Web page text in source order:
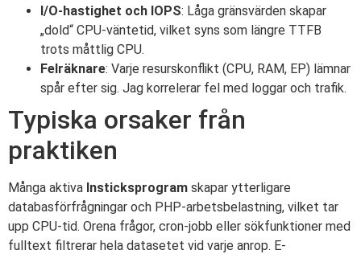
I/O-hastighet och IOPS: Låga gränsvärden skapar
„dold“ CPU-väntetid, vilket syns som längre TTFB
trots måttlig CPU.
Felräknare: Varje resurskonflikt (CPU, RAM, EP) lämnar
spår efter sig. Jag korrelerar fel med loggar och trafik.
Typiska orsaker från
praktiken
Många aktiva Insticksprogram skapar ytterligare
databasförfrågningar och PHP-arbetsbelastning, vilket tar
upp CPU-tid. Orena frågor, cron-jobb eller sökfunktioner med
fulltext filtrerar hela datasetet vid varje anrop. E-